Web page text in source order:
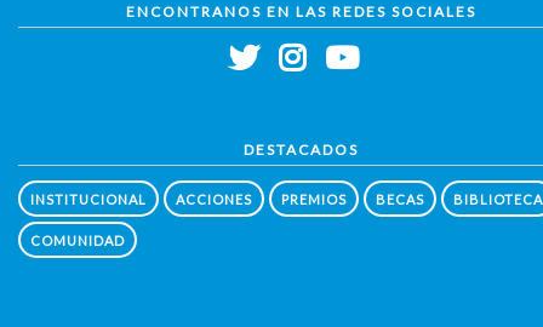
ENCONTRANOS EN LAS REDES SOCIALES
DESTACADOS
INSTITUCIONAL ACCIONES PREMIOS BECAS BIBLIOTECA
COMUNIDAD